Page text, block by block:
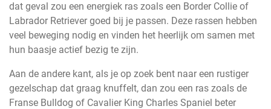
dat geval zou een energiek ras zoals een Border Collie of
Labrador Retriever goed bij je passen. Deze rassen hebben
veel beweging nodig en vinden het heerlijk om samen met
hun baasje actief bezig te zijn.
Aan de andere kant, als je op zoek bent naar een rustiger
gezelschap dat graag knuffelt, dan zou een ras zoals de
Franse Bulldog of Cavalier King Charles Spaniel beter